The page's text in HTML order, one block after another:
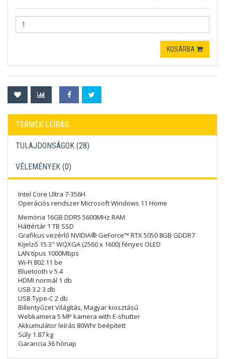
KOSÁRBA
TERMÉK LEÍRÁS
TULAJDONSÁGOK (28)
VÉLEMÉNYEK (0)
Intel Core Ultra 7-356H
Operációs rendszer Microsoft Windows 11 Home
Memória 16GB DDR5 5600MHz RAM
Háttértár 1 TB SSD
Grafikus vezérlő NVIDIA® GeForce™ RTX 5050 8GB GDDR7
Kijelző 15.3" WQXGA (2560 x 1600) fényes OLED
LAN típus 1000Mbps
Wi-Fi 802.11 be
Bluetooth v 5.4
HDMI normál 1 db
USB 3.2 3 db
USB Type-C 2 db
Billentyűzet Világítás, Magyar kiosztású
Webkamera 5 MP kamera with E-shutter
Akkumulátor leírás 80Whr beépített
Súly 1.87 kg
Garancia 36 hónap